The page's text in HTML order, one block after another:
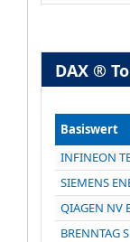
DAX ®
Basiswert
INFINEON
SIEMENS
QIAGEN NV
BRENNTAG